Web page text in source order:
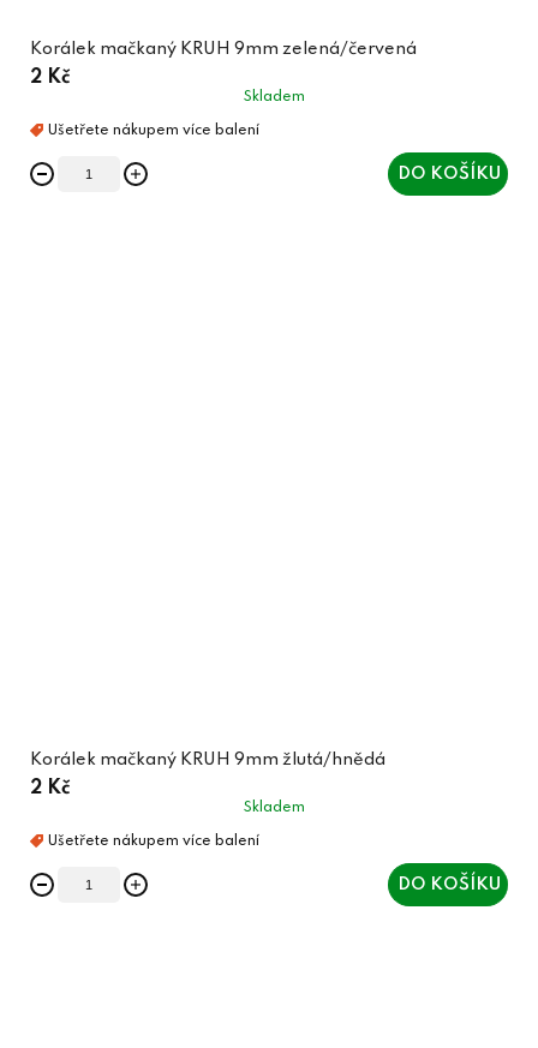
Korálek mačkaný KRUH 9mm zelená/červená
2 Kč
Skladem
DO KOŠÍKU
Korálek mačkaný KRUH 9mm žlutá/hnědá
2 Kč
Skladem
DO KOŠÍKU